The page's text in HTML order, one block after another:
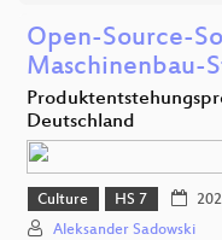
Open-Source-
Maschinenbau-
Deutschland
Culture HS 7
Aleksander Sadowski